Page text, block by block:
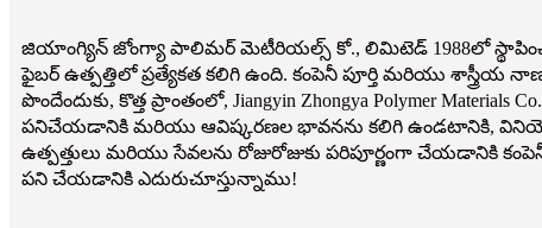
జియాంగ్యిన్ జోంగ్యా పాలిమర్ మెటీరియల్స్ కో., లిమిటెడ్ 1988లో
ఫైబర్ ఉత్పత్తిలో ప్రత్యేకత కలిగి ఉంది. కంపెనీ పూర్తి మరియు శాస్త్రీయ
పొందేందుకు, కొత్త ప్రాంతంలో, Jiangyin Zhongya Polymer
పనిచేయడానికి మరియు ఆవిష్కరణల భావనను కలిగి ఉండటానికి,
ఉత్పత్తులు మరియు సేవలను రోజురోజుకు పరిపూర్ణంగా చేయడానికి
పని చేయడానికి ఎదురుచూస్తున్నాము!